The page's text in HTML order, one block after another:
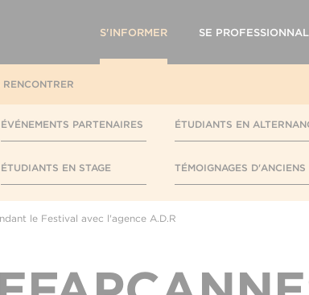
S'INFORMER SE
RENCONTRER
ÉVÉNEMENTS PARTENAIRES
ÉTUDIANTS EN STAGE
ÉTUDIANTS EN
TÉMOIGNAGES D'ANCIENS
le Festival avec l'agence A.D.R